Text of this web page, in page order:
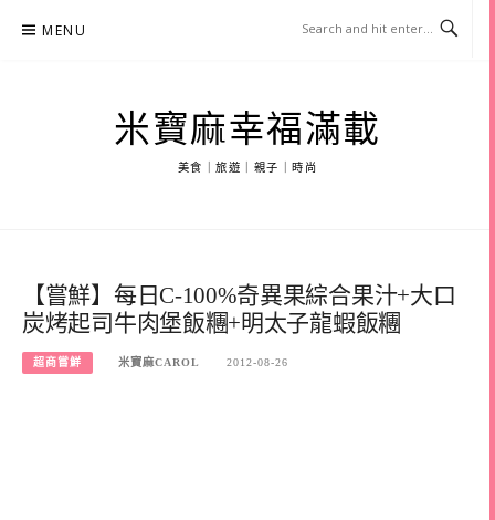
MENU
米寶麻幸福滿載
美食｜旅遊｜親子｜時尚
【嘗鮮】每日C-100%奇異果綜合果汁+大口
炭烤起司牛肉堡飯糰+明太子龍蝦飯糰
超商嘗鮮 米寶麻CAROL 2012-08-26